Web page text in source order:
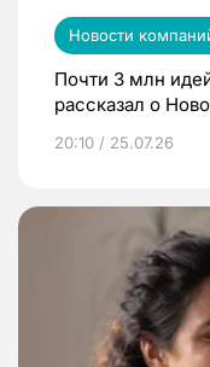
Новости
Почти 3 млн
рассказал о
20:10 / 25.07.26